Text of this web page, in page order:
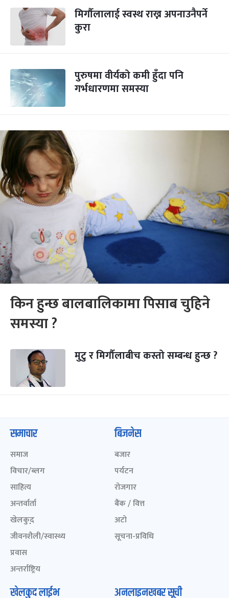
मिर्गौलालाई स्वस्थ राख्न अपनाउनैपर्ने
कुरा
पुरुषमा वीर्यको कमी हुँदा पनि
गर्भधारणमा समस्या
किन हुन्छ बालबालिकामा पिसाब चुहिने
समस्या ?
मुटु र मिर्गौलाबीच कस्तो सम्बन्ध हुन्छ ?
समाचार
समाज
विचार/ब्लग
साहित्य
अन्तर्वार्ता
खेलकुद़़
जीवनशैली/स्वास्थ्य
प्रवास
अन्तर्राष्ट्रिय
बिजनेस
बजार
पर्यटन
रोजगार
बैंक / वित्त
अटो
सूचना-प्रविधि
खेलकुद लाईभ अनलाइनखबर सूची